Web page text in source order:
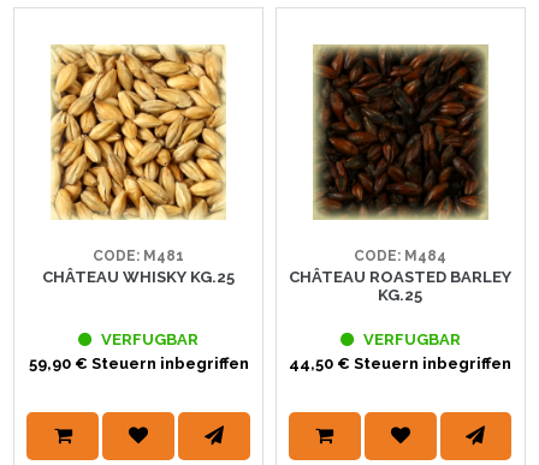
CODE: M481
CHÂTEAU WHISKY KG.25
VERFUGBAR
59,90 € Steuern inbegriffen
CODE: M484
CHÂTEAU ROASTED BARLEY
KG.25
VERFUGBAR
44,50 € Steuern inbegriffen